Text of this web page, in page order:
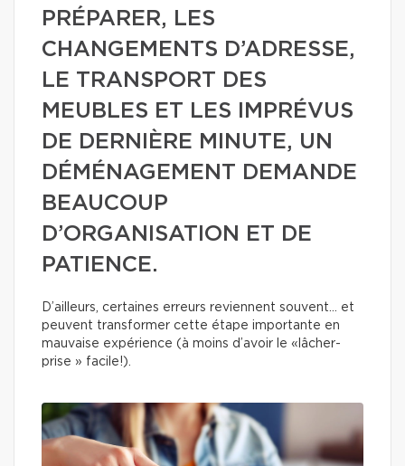
PRÉPARER, LES
CHANGEMENTS D’ADRESSE,
LE TRANSPORT DES
MEUBLES ET LES IMPRÉVUS
DE DERNIÈRE MINUTE, UN
DÉMÉNAGEMENT DEMANDE
BEAUCOUP
D’ORGANISATION ET DE
PATIENCE.
D’ailleurs, certaines erreurs reviennent souvent… et
peuvent transformer cette étape importante en
mauvaise expérience (à moins d’avoir le «lâcher-
prise » facile!).